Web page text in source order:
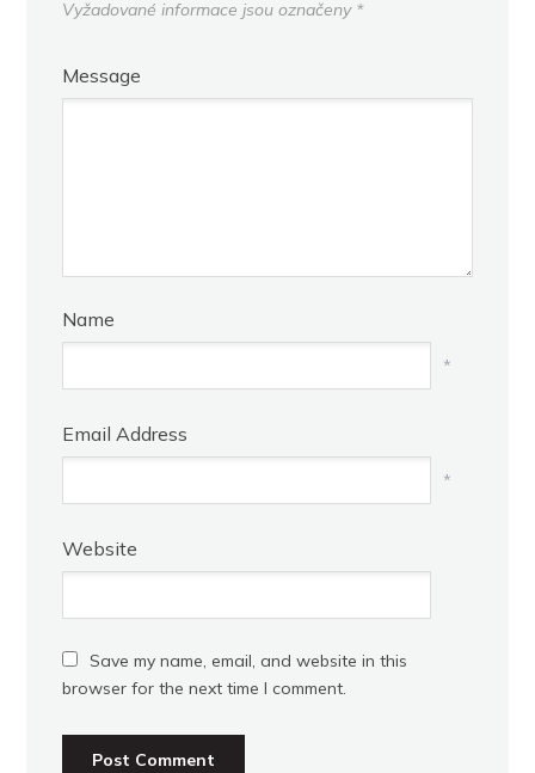
Vyžadované informace jsou označeny *
Message
Name
*
Email Address
*
Website
Save my name, email, and website in this
browser for the next time I comment.